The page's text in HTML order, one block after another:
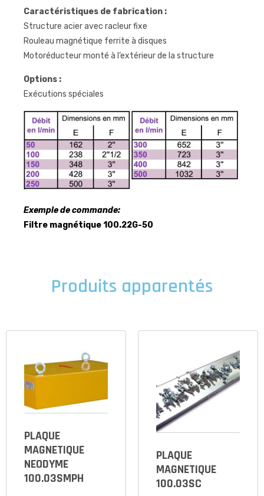
Caractéristiques de fabrication :
Structure acier avec racleur fixe
Rouleau magnétique ferrite à disques
Motoréducteur monté à l’extérieur de la structure
Options :
Exécutions spéciales
Exemple de commande:
Filtre magnétique 100.22G-50
Produits apparentés
PLAQUE
MAGNETIQUE
NEODYME
100.03SMPH
PLAQUE
MAGNETIQUE
100.03SC